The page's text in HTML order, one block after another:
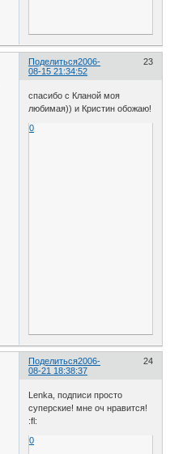
Поделиться 23
2006-
08-15 21:34:52
спасибо с Кланой моя
любимая)) и Кристин обожаю!
0
Поделиться 24
2006-
08-21 18:38:37
Lenka, подписи просто
суперские! мне оч нравится!
:fl:
0